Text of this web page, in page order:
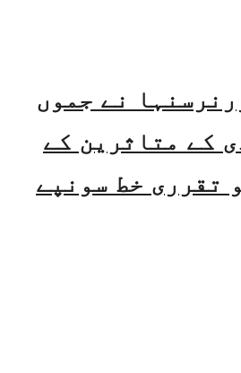
نے جموں
کے متاثرین کے
تقرری خط سونپے